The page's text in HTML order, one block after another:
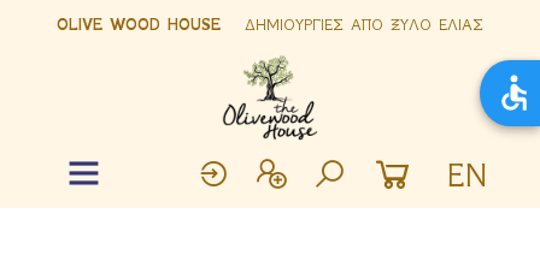
OLIVE WOOD HOUSE ΔΗΜΙΟΥΡΓΙΕΣ ΑΠΟ ΞΥΛΟ ΕΛΙΑΣ
EN